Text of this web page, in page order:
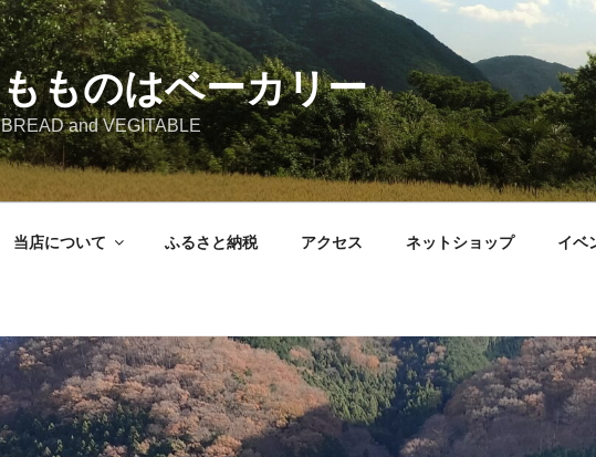
もものはベーカリー
BREAD and VEGITABLE
当店について ふるさと納税 アクセス ネットショップ イベ